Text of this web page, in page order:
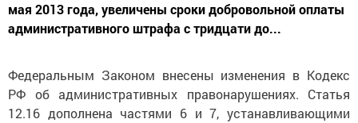
мая 2013 года, увеличены сроки добровольной оплаты
административного штрафа с тридцати до...
Федеральным Законом внесены изменения в Кодекс
РФ об административных правонарушениях. Статья
12.16 дополнена частями 6 и 7, устанавливающими